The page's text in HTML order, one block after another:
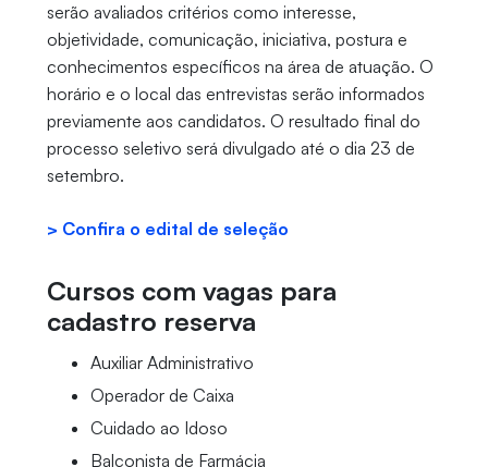
serão avaliados critérios como interesse,
objetividade, comunicação, iniciativa, postura e
conhecimentos específicos na área de atuação. O
horário e o local das entrevistas serão informados
previamente aos candidatos. O resultado final do
processo seletivo será divulgado até o dia 23 de
setembro.
> Confira o edital de seleção
Cursos com vagas para
cadastro reserva
Auxiliar Administrativo
Operador de Caixa
Cuidado ao Idoso
Balconista de Farmácia